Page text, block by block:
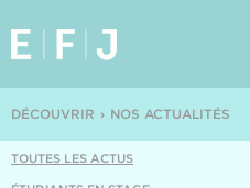
NOS ACTUALITÉS
DÉCOUVRIR
TOUTES LES ACTUS